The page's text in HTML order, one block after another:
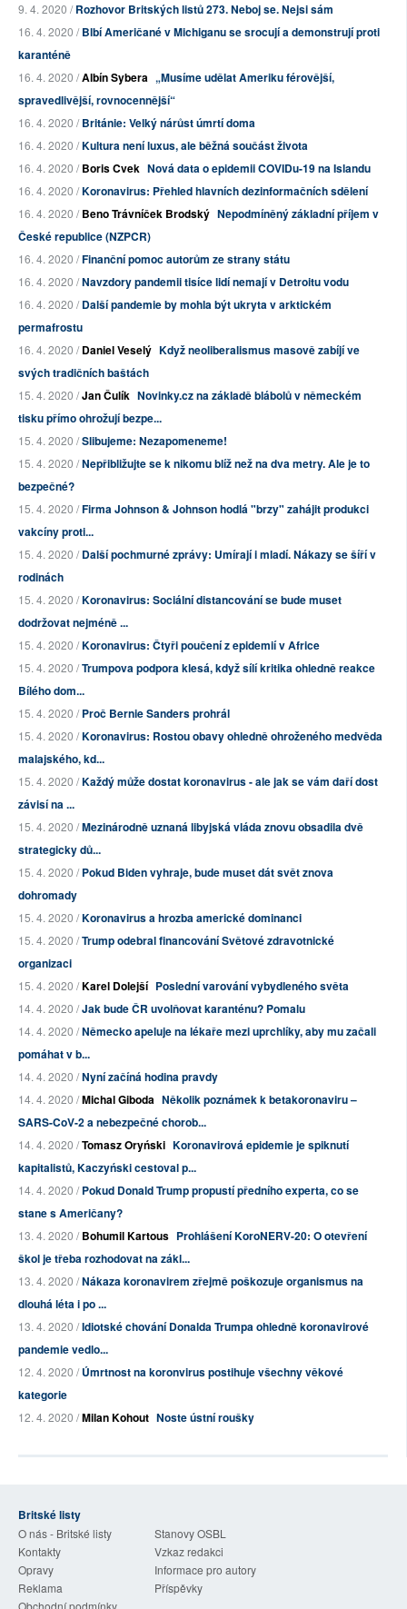
9. 4. 2020 /Rozhovor Britských listů 273. Neboj se. Nejsi sám
16. 4. 2020 /Blbí Američané v Michiganu se srocují a demonstrují proti
karanténě
16. 4. 2020 /Albín Sybera „Musíme udělat Ameriku férovější,
spravedlivější, rovnocennější“
16. 4. 2020 /Británie: Velký nárůst úmrtí doma
16. 4. 2020 /Kultura není luxus, ale běžná součást života
16. 4. 2020 /Boris Cvek Nová data o epidemii COVIDu-19 na Islandu
16. 4. 2020 /Koronavirus: Přehled hlavních dezinformačních sdělení
16. 4. 2020 /Beno Trávníček Brodský Nepodmíněný základní příjem v
České republice (NZPCR)
16. 4. 2020 /Finanční pomoc autorům ze strany státu
16. 4. 2020 /Navzdory pandemii tisíce lidí nemají v Detroitu vodu
16. 4. 2020 /Další pandemie by mohla být ukryta v arktickém
permafrostu
16. 4. 2020 /Daniel Veselý Když neoliberalismus masově zabíjí ve
svých tradičních baštách
15. 4. 2020 /Jan Čulík Novinky.cz na základě blábolů v německém
tisku přímo ohrožují bezpe...
15. 4. 2020 /Slibujeme: Nezapomeneme!
15. 4. 2020 /Nepřibližujte se k nikomu blíž než na dva metry. Ale je to
bezpečné?
15. 4. 2020 /Firma Johnson & Johnson hodlá "brzy" zahájit produkci
vakcíny proti...
15. 4. 2020 /Další pochmurné zprávy: Umírají i mladí. Nákazy se šíří v
rodinách
15. 4. 2020 /Koronavirus: Sociální distancování se bude muset
dodržovat nejméně ...
15. 4. 2020 /Koronavirus: Čtyři poučení z epidemií v Africe
15. 4. 2020 /Trumpova podpora klesá, když sílí kritika ohledně reakce
Bílého dom...
15. 4. 2020 /Proč Bernie Sanders prohrál
15. 4. 2020 /Koronavirus: Rostou obavy ohledně ohroženého medvěda
malajského, kd...
15. 4. 2020 /Každý může dostat koronavirus - ale jak se vám daří dost
závisí na ...
15. 4. 2020 /Mezinárodně uznaná libyjská vláda znovu obsadila dvě
strategicky dů...
15. 4. 2020 /Pokud Biden vyhraje, bude muset dát svět znova
dohromady
15. 4. 2020 /Koronavirus a hrozba americké dominanci
15. 4. 2020 /Trump odebral financování Světové zdravotnické
organizaci
15. 4. 2020 /Karel Dolejší Poslední varování vybydleného světa
14. 4. 2020 /Jak bude ČR uvolňovat karanténu? Pomalu
14. 4. 2020 /Německo apeluje na lékaře mezi uprchlíky, aby mu začali
pomáhat v b...
14. 4. 2020 /Nyní začíná hodina pravdy
14. 4. 2020 /Michal Giboda Několik poznámek k betakoronaviru –
SARS-CoV-2 a nebezpečné chorob...
14. 4. 2020 /Tomasz Oryński Koronavirová epidemie je spiknutí
kapitalistů, Kaczyński cestoval p...
14. 4. 2020 /Pokud Donald Trump propustí předního experta, co se
stane s Američany?
13. 4. 2020 /Bohumil Kartous Prohlášení KoroNERV-20: O otevření
škol je třeba rozhodovat na zákl...
13. 4. 2020 /Nákaza koronavirem zřejmě poškozuje organismus na
dlouhá léta i po ...
13. 4. 2020 /Idiotské chování Donalda Trumpa ohledně koronavirové
pandemie vedlo...
12. 4. 2020 /Úmrtnost na koronvirus postihuje všechny věkové
kategorie
12. 4. 2020 /Milan Kohout Noste ústní roušky
Britské listy
O nás - Britské listy
Stanovy OSBL
Kontakty
Vzkaz redakci
Opravy
Informace pro autory
Reklama
Příspěvky